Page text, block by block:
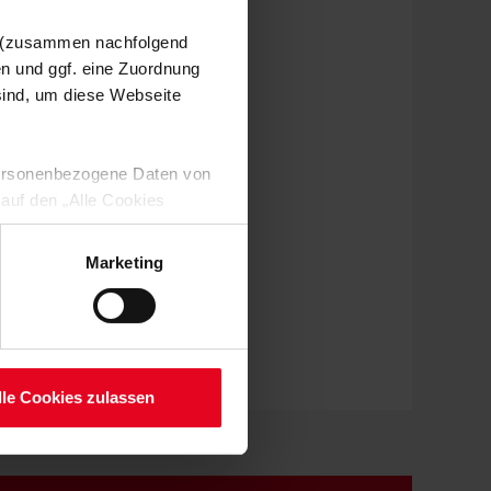
nachfolgend
und ggf. eine Zuordnung
um diese Webseite
Daten von
den „Alle Cookies
Verarbeitung Ihrer
Art. 6 Abs. 1 lit. a DSGVO
Ihre etwaig erteilten
Marketing
Cookies zulassen